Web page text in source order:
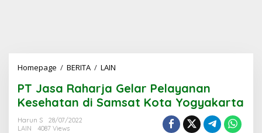
Homepage / BERITA / LAIN
Raharja
Gelar
Pelayanan
PT Jasa Raharja Gelar Pelayanan
Kesehatan di Samsat Kota Yogyakarta
Harun S
28/07/2022
LAIN
4087 Views